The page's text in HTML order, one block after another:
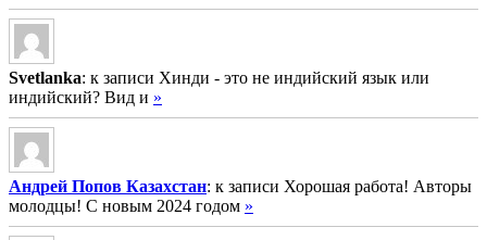
Svetlanka: к записи Хинди - это не индийский язык или
индийский? Вид и »
Андрей Попов Казахстан: к записи Хорошая работа! Авторы
молодцы! С новым 2024 годом »